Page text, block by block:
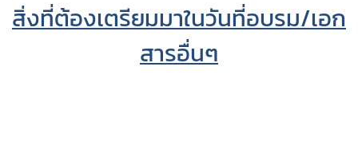
สิ่งที่ต้องเตรียมมาในวันที่อบรม/เอก
สารอื่นๆ